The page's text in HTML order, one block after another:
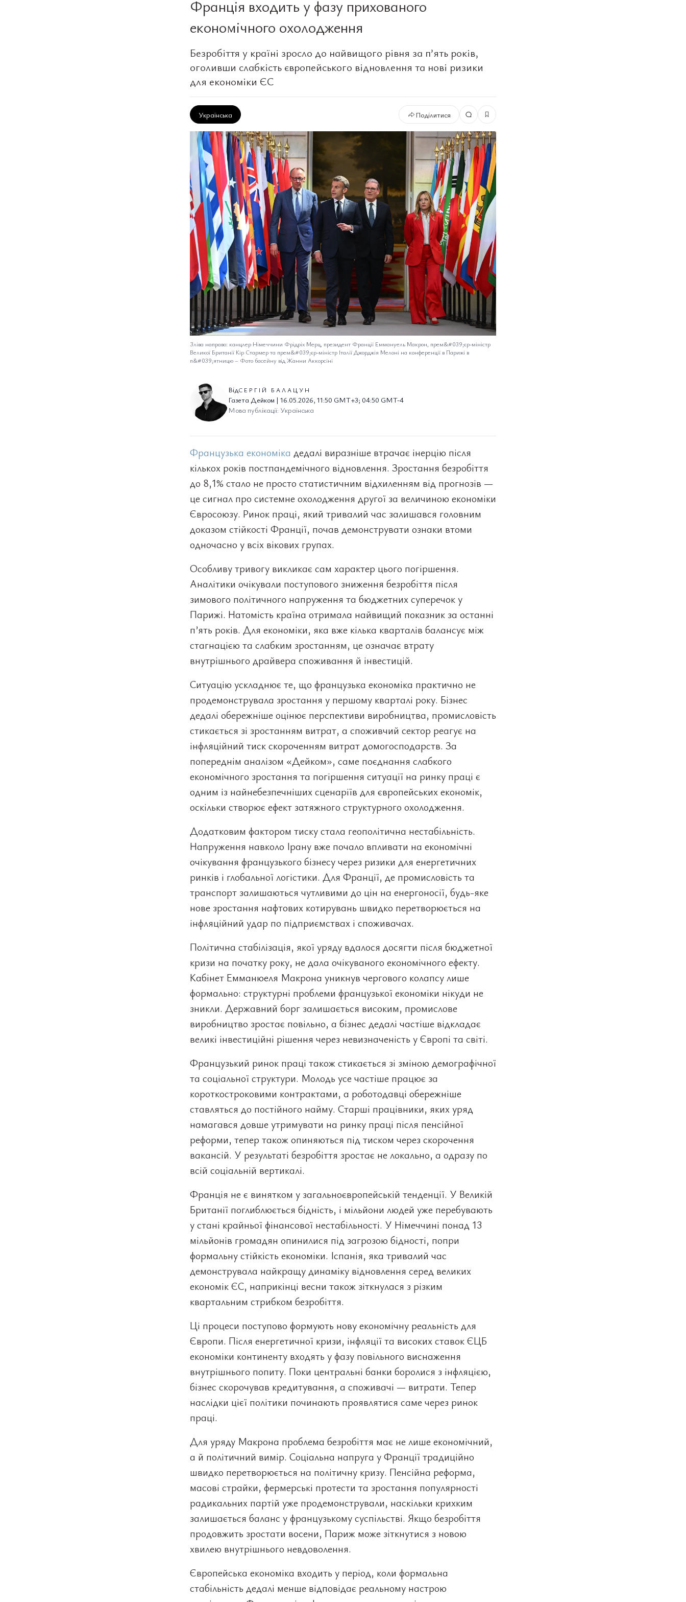
Франція входить у фазу прихованого
економічного охолодження
Безробіття у країні зросло до найвищого рівня за п’ять років,
оголивши слабкість європейського відновлення та нові ризики
для економіки ЄС
Українська Поділитися
Зліва направо: канцлер Німеччини Фрідріх Мерц, президент Франції Еммануель Макрон, прем&#039;єр-міністр
Великої Британії Кір Стармер та прем&#039;єр-міністр Італії Джорджія Мелоні на конференції в Парижі в
п&#039;ятницю– Фото басейну від Жанни Аккорсіні
ВідСЕРГІЙ БАЛАЦУН
Газета Дейком | 16.05.2026, 11:50 GMT+3; 04:50 GMT-4
Мова публікації: Українська
Французька економіка дедалі виразніше втрачає інерцію після
кількох років постпандемічного відновлення. Зростання безробіття
до 8,1% стало не просто статистичним відхиленням від прогнозів —
це сигнал про системне охолодження другої за величиною економіки
Євросоюзу. Ринок праці, який тривалий час залишався головним
доказом стійкості Франції, почав демонструвати ознаки втоми
одночасно у всіх вікових групах.
Особливу тривогу викликає сам характер цього погіршення.
Аналітики очікували поступового зниження безробіття після
зимового політичного напруження та бюджетних суперечок у
Парижі. Натомість країна отримала найвищий показник за останні
п’ять років. Для економіки, яка вже кілька кварталів балансує між
стагнацією та слабким зростанням, це означає втрату
внутрішнього драйвера споживання й інвестицій.
Ситуацію ускладнює те, що французька економіка практично не
продемонструвала зростання у першому кварталі року. Бізнес
дедалі обережніше оцінює перспективи виробництва, промисловість
стикається зі зростанням витрат, а споживчий сектор реагує на
інфляційний тиск скороченням витрат домогосподарств. За
попереднім аналізом «Дейком», саме поєднання слабкого
економічного зростання та погіршення ситуації на ринку праці є
одним із найнебезпечніших сценаріїв для європейських економік,
оскільки створює ефект затяжного структурного охолодження.
Додатковим фактором тиску стала геополітична нестабільність.
Напруження навколо Ірану вже почало впливати на економічні
очікування французького бізнесу через ризики для енергетичних
ринків і глобальної логістики. Для Франції, де промисловість та
транспорт залишаються чутливими до цін на енергоносії, будь-яке
нове зростання нафтових котирувань швидко перетворюється на
інфляційний удар по підприємствах і споживачах.
Політична стабілізація, якої уряду вдалося досягти після бюджетної
кризи на початку року, не дала очікуваного економічного ефекту.
Кабінет Емманюеля Макрона уникнув чергового колапсу лише
формально: структурні проблеми французької економіки нікуди не
зникли. Державний борг залишається високим, промислове
виробництво зростає повільно, а бізнес дедалі частіше відкладає
великі інвестиційні рішення через невизначеність у Європі та світі.
Французький ринок праці також стикається зі зміною демографічної
та соціальної структури. Молодь усе частіше працює за
короткостроковими контрактами, а роботодавці обережніше
ставляться до постійного найму. Старші працівники, яких уряд
намагався довше утримувати на ринку праці після пенсійної
реформи, тепер також опиняються під тиском через скорочення
вакансій. У результаті безробіття зростає не локально, а одразу по
всій соціальній вертикалі.
Франція не є винятком у загальноєвропейській тенденції. У Великій
Британії поглиблюється бідність, і мільйони людей уже перебувають
у стані крайньої фінансової нестабільності. У Німеччині понад 13
мільйонів громадян опинилися під загрозою бідності, попри
формальну стійкість економіки. Іспанія, яка тривалий час
демонструвала найкращу динаміку відновлення серед великих
економік ЄС, наприкінці весни також зіткнулася з різким
квартальним стрибком безробіття.
Ці процеси поступово формують нову економічну реальність для
Європи. Після енергетичної кризи, інфляції та високих ставок ЄЦБ
економіки континенту входять у фазу повільного виснаження
внутрішнього попиту. Поки центральні банки боролися з інфляцією,
бізнес скорочував кредитування, а споживачі — витрати. Тепер
наслідки цієї політики починають проявлятися саме через ринок
праці.
Для уряду Макрона проблема безробіття має не лише економічний,
а й політичний вимір. Соціальна напруга у Франції традиційно
швидко перетворюється на політичну кризу. Пенсійна реформа,
масові страйки, фермерські протести та зростання популярності
радикальних партій уже продемонстрували, наскільки крихким
залишається баланс у французькому суспільстві. Якщо безробіття
продовжить зростати восени, Париж може зіткнутися з новою
хвилею внутрішнього невдоволення.
Європейська економіка входить у період, коли формальна
стабільність дедалі менше відповідає реальному настрою